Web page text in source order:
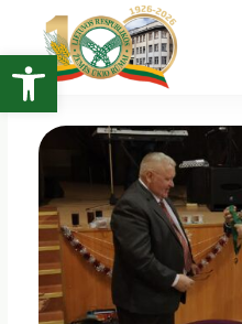
Open toolbar
turinio